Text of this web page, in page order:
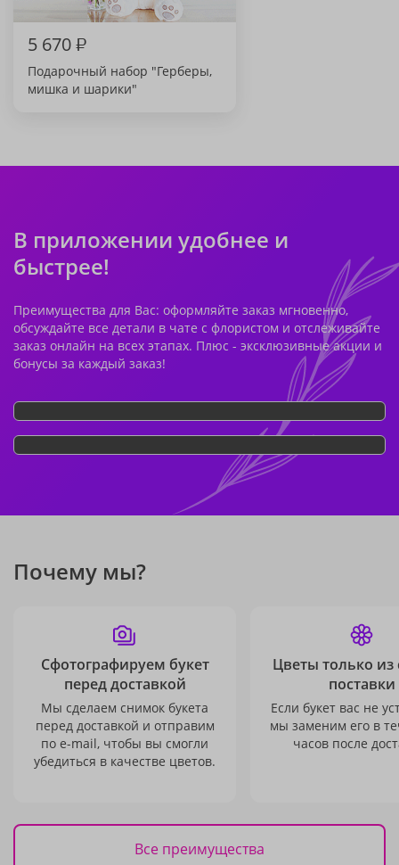
5 670₽
Подарочный набор "Герберы,
мишка и шарики"
В приложении удобнее и
быстрее!
Преимущества для Вас: оформляйте заказ мгновенно,
обсуждайте все детали в чате с флористом и отслеживайте
заказ онлайн на всех этапах. Плюс - эксклюзивные акции и
бонусы за каждый заказ!
Почему мы?
Сфотографируем букет
перед доставкой
Мы сделаем снимок букета
перед доставкой и отправим
по e-mail, чтобы вы смогли
убедиться в качестве цветов.
Цветы только из
поставки
Если букет вас не
мы заменим его в
часов после
Все преимущества